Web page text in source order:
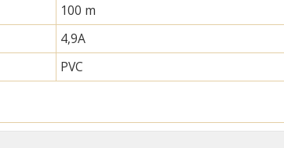
100 m
4,9A
PVC